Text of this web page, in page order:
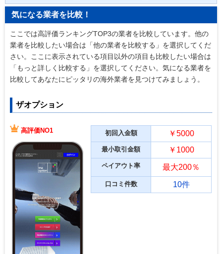
気になる業者を比較！
ここでは高評価ランキングTOP3の業者を比較しています。他の
業者を比較したい場合は「他の業者を比較する」を選択してくだ
さい。ここに表示されている項目以外の項目も比較したい場合は
「もっと詳しく比較する」を選択してください。気になる業者を
比較してあなたにピッタリの海外業者を見つけてみましょう。
ザオプション
高評価NO1 初回入金額 ￥5000
最小取引金額 ￥1000
ペイアウト率 最大200％
口コミ件数 10件